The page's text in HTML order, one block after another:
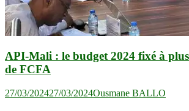
API-Mali : le budget 2024 fixé à
de FCFA
27/03/202427/03/2024Ousmane BALLO